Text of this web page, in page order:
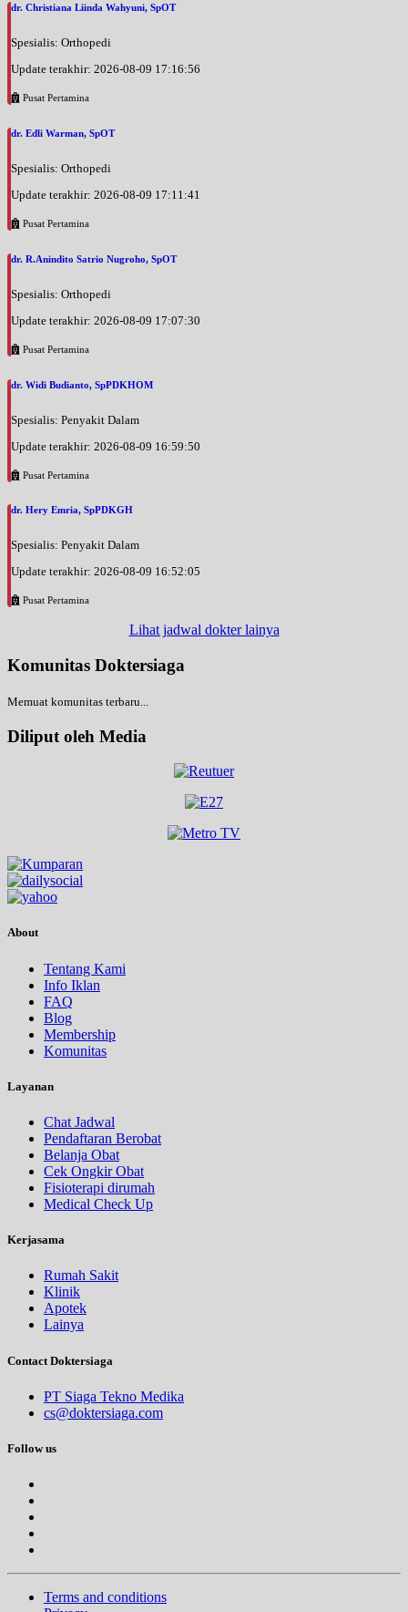
dr. Christiana Liinda Wahyuni, SpOT
Spesialis: Orthopedi
Update terakhir: 2026-08-09 17:16:56
Pusat Pertamina
dr. Edli Warman, SpOT
Spesialis: Orthopedi
Update terakhir: 2026-08-09 17:11:41
Pusat Pertamina
dr. R.Anindito Satrio Nugroho, SpOT
Spesialis: Orthopedi
Update terakhir: 2026-08-09 17:07:30
Pusat Pertamina
dr. Widi Budianto, SpPDKHOM
Spesialis: Penyakit Dalam
Update terakhir: 2026-08-09 16:59:50
Pusat Pertamina
dr. Hery Emria, SpPDKGH
Spesialis: Penyakit Dalam
Update terakhir: 2026-08-09 16:52:05
Pusat Pertamina
Lihat jadwal dokter lainya
Komunitas Doktersiaga
Memuat komunitas terbaru...
Diliput oleh Media
About
Tentang Kami
Info Iklan
FAQ
Blog
Membership
Komunitas
Layanan
Chat Jadwal
Pendaftaran Berobat
Belanja Obat
Cek Ongkir Obat
Fisioterapi dirumah
Medical Check Up
Kerjasama
Rumah Sakit
Klinik
Apotek
Lainya
Contact Doktersiaga
PT Siaga Tekno Medika
cs@doktersiaga.com
Follow us
Terms and conditions